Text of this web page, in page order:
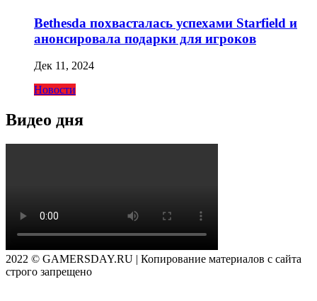
Bethesda похвасталась успехами Starfield и
анонсировала подарки для игроков
Дек 11, 2024
Новости
Видео дня
2022 © GAMERSDAY.RU | Копирование материалов с сайта
строго запрещено